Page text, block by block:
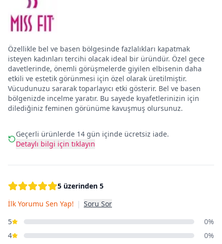
Özellikle bel ve basen bölgesinde fazlalıkları kapatmak
isteyen kadınları tercihi olacak ideal bir üründür. Özel gece
davetlerinde, önemli görüşmelerde giyilen elbisenin daha
etkili ve estetik görünmesi için özel olarak üretilmiştir.
Vücudunuzu sararak toparlayıcı etki gösterir. Bel ve basen
bölgenizde incelme yaratır. Bu sayede kıyafetlerinizin için
dilediğiniz feminen görünüme kavuşmuş olursunuz.
Geçerli ürünlerde 14 gün içinde ücretsiz iade.
Detaylı bilgi için tıklayın
5 üzerinden 5
İlk Yorumu Sen Yap! | Soru Sor
5
0%
4
0%